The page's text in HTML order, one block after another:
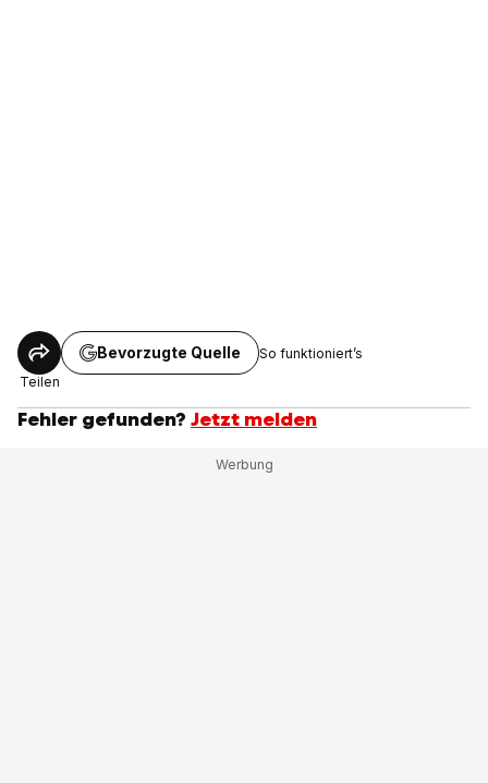
Teilen
Bevorzugte Quelle So funktioniert’s
Fehler gefunden? Jetzt melden